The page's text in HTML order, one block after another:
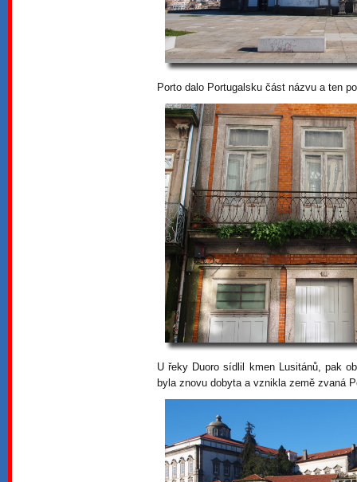
Porto dalo Portugalsku část názvu a ten
U řeky Duoro sídlil kmen Lusitánů, pak
byla znovu dobyta a vznikla země zvaná